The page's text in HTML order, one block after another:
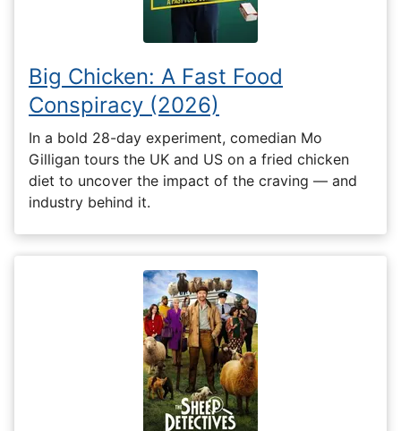
Big Chicken: A Fast Food
Conspiracy (2026)
In a bold 28-day experiment, comedian Mo
Gilligan tours the UK and US on a fried chicken
diet to uncover the impact of the craving — and
industry behind it.